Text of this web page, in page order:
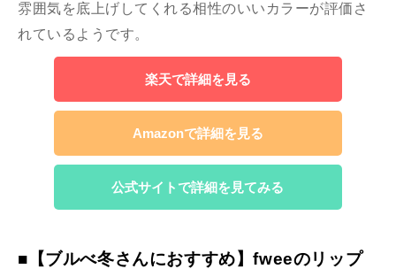
雰囲気を底上げしてくれる相性のいいカラーが評価さ
れているようです。
楽天で詳細を見る
Amazonで詳細を見る
公式サイトで詳細を見てみる
■【ブルべ冬さんにおすすめ】fweeのリップ